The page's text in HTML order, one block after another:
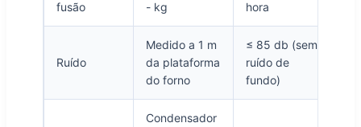
fusão
- kg
hora
Ruído
Medido a 1 m
da plataforma
do forno
≤ 85 db (sem
ruído de
fundo)
Condensador